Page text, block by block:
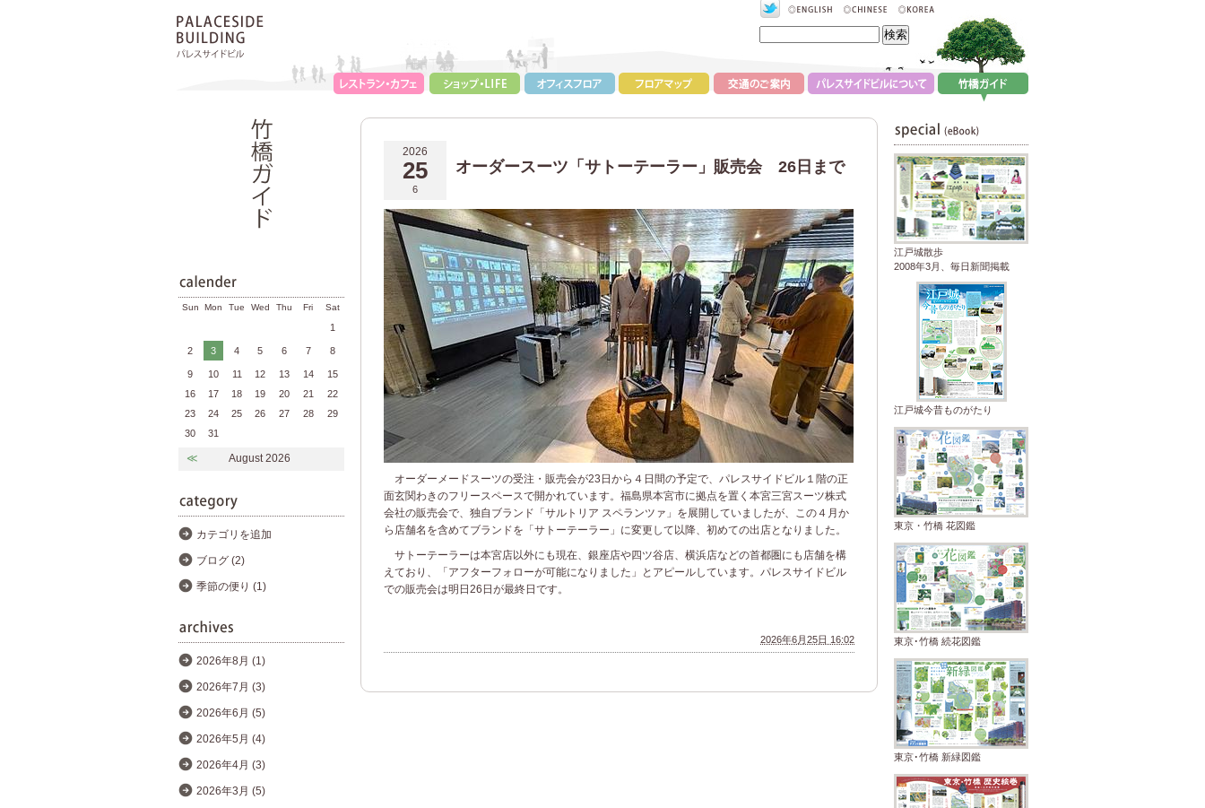
2026
25
6
オーダースーツ「サトーテーラー」販売会 26日まで
オーダーメードスーツの受注・販売会が23日から４日間の予定で、パレスサイドビル１階の正
面玄関わきのフリースペースで開かれています。福島県本宮市に拠点を置く本宮三宮スーツ株式
会社の販売会で、独自ブランド「サルトリア スペランツァ」を展開していましたが、この４月か
ら店舗名を含めてブランドを「サトーテーラー」に変更して以降、初めての出店となりました。
サトーテーラーは本宮店以外にも現在、銀座店や四ツ谷店、横浜店などの首都圏にも店舗を構
えており、「アフターフォローが可能になりました」とアピールしています。パレスサイドビル
での販売会は明日26日が最終日です。
2026年6月25日 16:02
Sun Mon Tue Wed Thu Fri Sat
1
2 3 4 5 6 7 8
9 10 11 12 13 14
15
16
17 18 19 20 21
22
23
24 25 26 27 28
29
30
31
≪ August 2026
カテゴリを追加
ブログ (2)
季節の便り (1)
2026年8月 (1)
2026年7月 (3)
2026年6月 (5)
2026年5月 (4)
2026年4月 (3)
2026年3月 (5)
江戸城散歩
2008年3月、毎日新聞掲載
江戸城今昔ものがたり
東京・竹橋 花図鑑
東京･竹橋 続花図鑑
東京･竹橋 新緑図鑑